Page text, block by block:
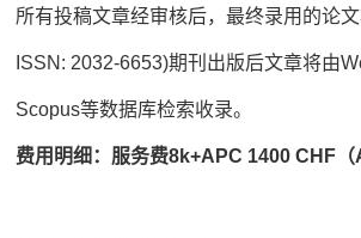
所有投稿文章经审核后，最终录用的论
ISSN: 2032-6653)期刊出版后文章将由
Scopus等数据库检索收录。
费用明细：服务费8k+APC 1400 CHF（